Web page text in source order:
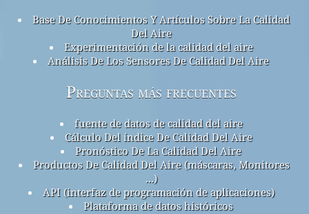
Base De Conocimientos Y Artículos Sobre La Calidad
Del Aire
Experimentación de la calidad del aire
Análisis De Los Sensores De Calidad Del Aire
Preguntas más frecuentes
fuente de datos de calidad del aire
Cálculo Del índice De Calidad Del Aire
Pronóstico De La Calidad Del Aire
Productos De Calidad Del Aire (máscaras, Monitores
...)
API (interfaz de programación de aplicaciones)
Plataforma de datos históricos